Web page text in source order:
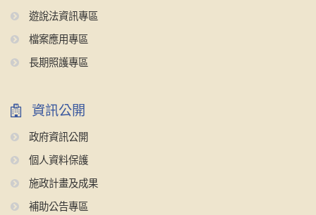
遊說法資訊專區
檔案應用專區
長期照護專區
資訊公開
政府資訊公開
個人資料保護
施政計畫及成果
補助公告專區